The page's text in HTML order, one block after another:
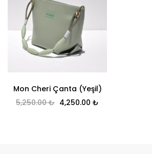
Mon Cheri Çanta (Yeşil)
5,250.00₺ Original price was:
4,250.00 ₺